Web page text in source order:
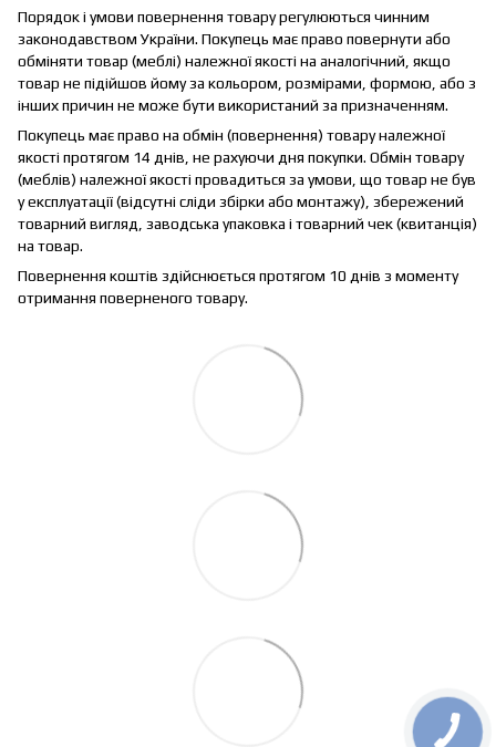
Порядок і умови повернення товару регулюються чинним
законодавством України. Покупець має право повернути або
обміняти товар (меблі) належної якості на аналогічний, якщо
товар не підійшов йому за кольором, розмірами, формою, або з
інших причин не може бути використаний за призначенням.
Покупець має право на обмін (повернення) товару належної
якості протягом 14 днів, не рахуючи дня покупки. Обмін товару
(меблів) належної якості провадиться за умови, що товар не був
у експлуатації (відсутні сліди збірки або монтажу), збережений
товарний вигляд, заводська упаковка і товарний чек (квитанція)
на товар.
Повернення коштів здійснюється протягом 10 днів з моменту
отримання поверненого товару.